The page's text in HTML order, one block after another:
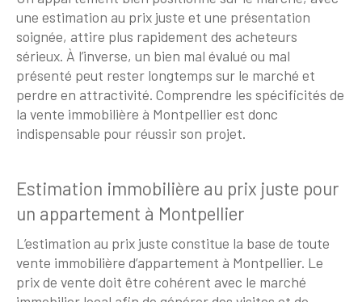
une estimation au prix juste et une présentation
soignée, attire plus rapidement des acheteurs
sérieux. À l’inverse, un bien mal évalué ou mal
présenté peut rester longtemps sur le marché et
perdre en attractivité. Comprendre les spécificités de
la vente immobilière à Montpellier est donc
indispensable pour réussir son projet.
Estimation immobilière au prix juste pour
un appartement à Montpellier
L’estimation au prix juste constitue la base de toute
vente immobilière d’appartement à Montpellier. Le
prix de vente doit être cohérent avec le marché